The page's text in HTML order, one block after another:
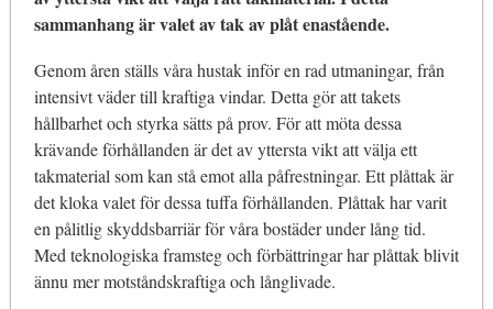
sammanhang är valet av tak av plåt enastående.
Genom åren ställs våra hustak inför en rad utmaningar, från
intensivt väder till kraftiga vindar. Detta gör att takets
hållbarhet och styrka sätts på prov. För att möta dessa
krävande förhållanden är det av yttersta vikt att välja ett
takmaterial som kan stå emot alla påfrestningar. Ett plåttak är
det kloka valet för dessa tuffa förhållanden. Plåttak har varit
en pålitlig skyddsbarriär för våra bostäder under lång tid.
Med teknologiska framsteg och förbättringar har plåttak blivit
ännu mer motståndskraftiga och långlivade.